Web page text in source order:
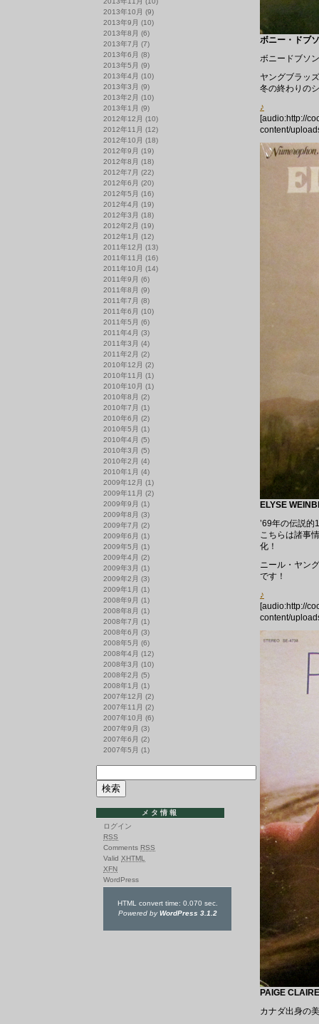
ボニー・ドブ
ボニードブソ
ヤングブラッ
冬の終わりの
♪
[audio:http://
content/
ELYSE
’69年の伝説
こちらは諸事
化！
ニール・ヤン
です！
♪
[audio:http://
content/
PAIGE
カナダ出身の
2013年10月 (9)
2013年9月 (10)
2013年8月 (6)
2013年7月 (7)
2013年6月 (8)
2013年5月 (9)
2013年4月 (10)
2013年3月 (9)
2013年2月 (10)
2013年1月 (9)
2012年12月 (10)
2012年11月 (12)
2012年10月 (18)
2012年9月 (19)
2012年8月 (18)
2012年7月 (22)
2012年6月 (20)
2012年5月 (16)
2012年4月 (19)
2012年3月 (18)
2012年2月 (19)
2012年1月 (12)
2011年12月 (13)
2011年11月 (16)
2011年10月 (14)
2011年9月 (6)
2011年8月 (9)
2011年7月 (8)
2011年6月 (10)
2011年5月 (6)
2011年4月 (3)
2011年3月 (4)
2011年2月 (2)
2010年12月 (2)
2010年11月 (1)
2010年10月 (1)
2010年8月 (2)
2010年7月 (1)
2010年6月 (2)
2010年5月 (1)
2010年4月 (5)
2010年3月 (5)
2010年2月 (4)
2010年1月 (4)
2009年12月 (1)
2009年11月 (2)
2009年9月 (1)
2009年8月 (3)
2009年7月 (2)
2009年6月 (1)
2009年5月 (1)
2009年4月 (2)
2009年3月 (1)
2009年2月 (3)
2009年1月 (1)
2008年9月 (1)
2008年8月 (1)
2008年7月 (1)
2008年6月 (3)
2008年5月 (6)
2008年4月 (12)
2008年3月 (10)
2008年2月 (5)
2008年1月 (1)
2007年12月 (2)
2007年11月 (2)
2007年10月 (6)
2007年9月 (3)
2007年6月 (2)
2007年5月 (1)
メタ情報
ログイン
RSS
Comments RSS
Valid XHTML
XFN
WordPress
HTML convert time: 0.070 sec.
Powered byWordPress 3.1.2